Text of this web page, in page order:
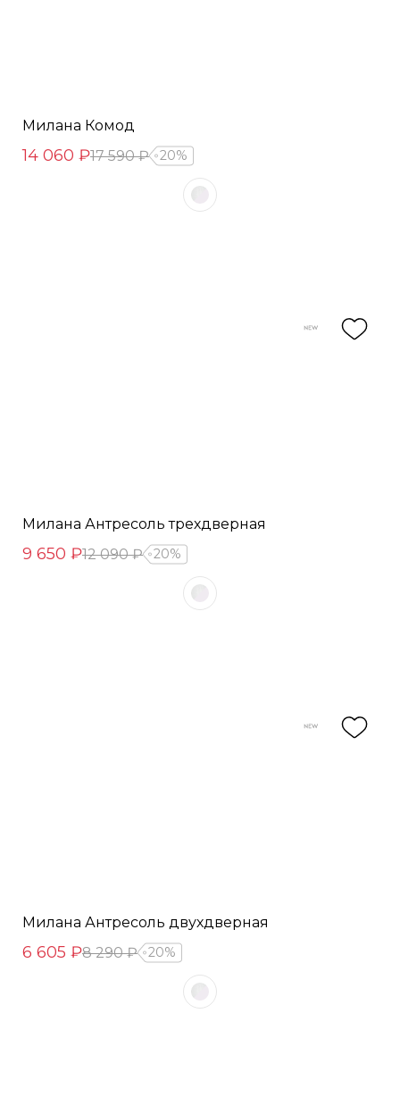
Милана Комод
14 060 ₽17 590 ₽ 20%
Милана Антресоль трехдверная
9 650 ₽12 090 ₽ 20%
Милана Антресоль двухдверная
6 605 ₽8 290 ₽ 20%